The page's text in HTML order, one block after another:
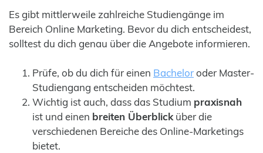
Es gibt mittlerweile zahlreiche Studiengänge im
Bereich Online Marketing. Bevor du dich entscheidest,
solltest du dich genau über die Angebote informieren.
Prüfe, ob du dich für einen Bacheloroder Master-
Studiengang entscheiden möchtest.
Wichtig ist auch, dass das Studium praxisnah
ist und einen breiten Überblick über die
verschiedenen Bereiche des Online-Marketings
bietet.